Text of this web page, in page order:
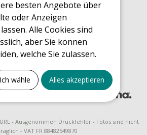
Trampolin
wissen sollten
ERSATZTEILE
- Ausgenommen Druckfehler - Fotos sind nicht
- VAT FR 88482549870
besten Angebote über
oder Anzeigen
Alle Cookies sind
aber Sie können
welche Sie zulassen.
der Website erforderlich
Ich wähle Alles akzeptieren